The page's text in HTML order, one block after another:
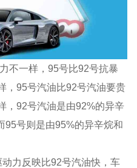
不一样，95号比92号抗暴
，95号汽油比92号汽油要贵
，92号汽油是由92%的异辛
95号则是由95%的异辛烷和
力反映比92号汽油快，车